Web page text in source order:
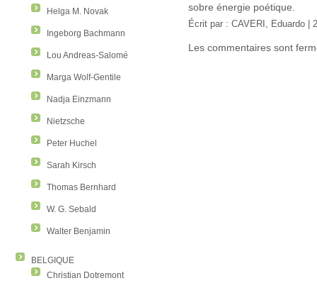
Helga M. Novak
Ingeborg Bachmann
Lou Andreas-Salomé
Marga Wolf-Gentile
Nadja Einzmann
Nietzsche
Peter Huchel
Sarah Kirsch
Thomas Bernhard
W. G. Sebald
Walter Benjamin
BELGIQUE
Christian Dotremont
sobre énergie poétique.
Écrit par : CAVERI, Eduardo |
Les commentaires sont